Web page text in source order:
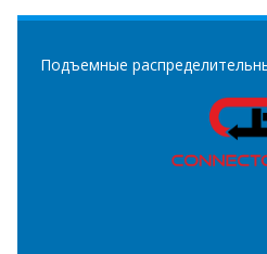
Подъемные